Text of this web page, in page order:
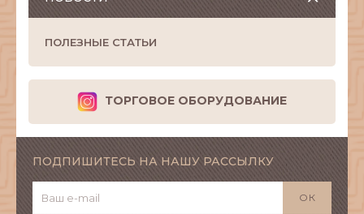
ПОЛЕЗНЫЕ СТАТЬИ
ТОРГОВОЕ ОБОРУДОВАНИЕ
ПОДПИШИТЕСЬ НА НАШУ РАССЫЛКУ